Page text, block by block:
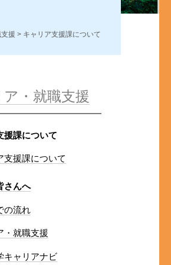
援 > キャリア支援課について
・就職支援
援課について
支援課について
さんへ
の流れ
・就職支援
キャリアナビ